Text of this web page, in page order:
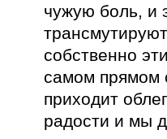
чужую боль, и
собственно
самом прямом
приходит
радости и мы